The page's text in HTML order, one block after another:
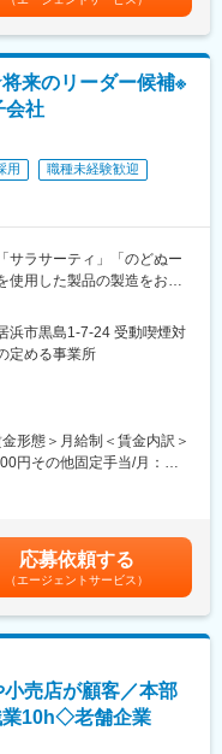
同士の仲もよく風通しが良
不織布(紙)製品を中心とし
です。「人と社会に素晴ら
に基づき、人と社会に向
ることが、愛媛小林製薬の
産2G：109名（所属平均
ク」などスーパーやドラ
ことがあるのではないで
が魅力です。
ながら、業務を通じ、リー
が可能
の定期的な面談を実施して
ェンジ等も相談できる環
国内向け唯一の熱さまシー
、復帰後の子育て支援も
同士の仲もよく風通し◎
件の改善提案実績）
能性があります。月給(月額)
来のリーダー候補※
会社
用
職種未経験歓迎
サラサーティ」「のどぬー
使用した製品の製造をお任
ては一部原料をタンクに入
します。
械操作、資材セット）につ
や屋外作業員等の異業種
ください！
業務を担当いただく予定
育成 、OJT指導
ト
産2G：109名（所属平均
浜市黒島1-7-24 受動喫煙対
定める事業所
形態＞月給制＜賃金内訳＞
円その他固定手当/月：
目 ライン責任者/40代（月
課長/50代（月給60万円＋
り、選考を通じて上下す
手当を含めた表記です。
応募依頼する
（エージェントサービス）
小売店が顧客／本部
10h◇老舗企業